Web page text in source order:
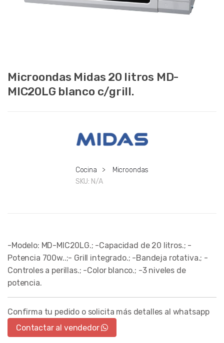
Microondas Midas 20 litros MD-
MIC20LG blanco c/grill.
Cocina >
Microondas
SKU: N/A
-Modelo: MD-MIC20LG.; -Capacidad de 20 litros.; -
Potencia 700w..;- Grill integrado.; -Bandeja rotativa.; -
Controles a perillas.; -Color blanco.; -3 niveles de
potencia.
Confirma tu pedido o solicita más detalles al whatsapp
Contactar al vendedor